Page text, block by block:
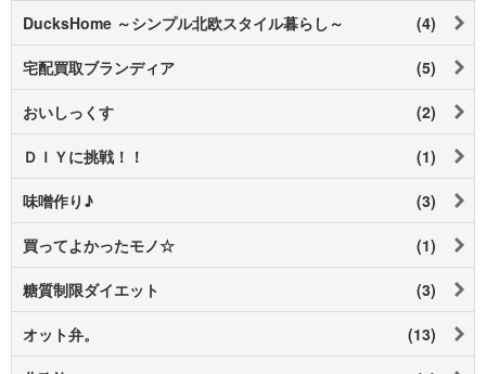
DucksHome ～シンプル北欧スタイル暮らし～ (4)
宅配買取ブランディア (5)
おいしっくす (2)
ＤＩＹに挑戦！！ (1)
味噌作り♪ (3)
買ってよかったモノ☆ (1)
糖質制限ダイエット (3)
オット弁。 (13)